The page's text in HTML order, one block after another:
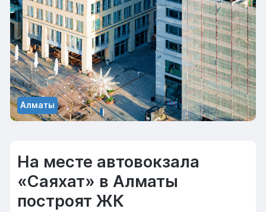
Алматы
На месте автовокзала
«Саяхат» в Алматы
построят ЖК